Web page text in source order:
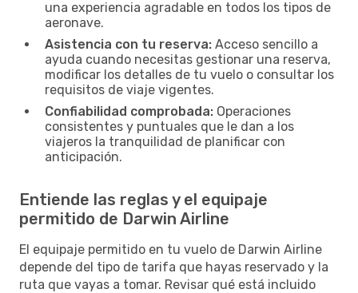
una experiencia agradable en todos los tipos de
aeronave.
Asistencia con tu reserva: Acceso sencillo a
ayuda cuando necesitas gestionar una reserva,
modificar los detalles de tu vuelo o consultar los
requisitos de viaje vigentes.
Confiabilidad comprobada: Operaciones
consistentes y puntuales que le dan a los
viajeros la tranquilidad de planificar con
anticipación.
Entiende las reglas y el equipaje
permitido de Darwin Airline
El equipaje permitido en tu vuelo de Darwin Airline
depende del tipo de tarifa que hayas reservado y la
ruta que vayas a tomar. Revisar qué está incluido